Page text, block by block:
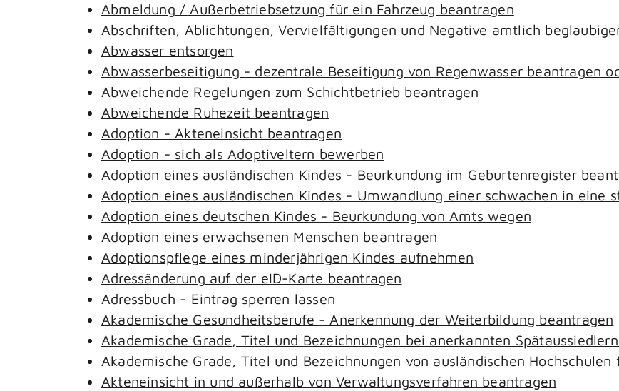
Abmeldung / Außerbetriebsetzung für ein Fahrzeug beantragen
Abschriften, Ablichtungen, Vervielfältigungen und Negative amtlich
Abwasser entsorgen
Abwasserbeseitigung - dezentrale Beseitigung von Regenwasser beantragen
Abweichende Regelungen zum Schichtbetrieb beantragen
Abweichende Ruhezeit beantragen
Adoption - Akteneinsicht beantragen
Adoption - sich als Adoptiveltern bewerben
Adoption eines ausländischen Kindes - Beurkundung im Geburtenregister
Adoption eines ausländischen Kindes - Umwandlung einer schwachen in eine
Adoption eines deutschen Kindes - Beurkundung von Amts wegen
Adoption eines erwachsenen Menschen beantragen
Adoptionspflege eines minderjährigen Kindes aufnehmen
Adressänderung auf der eID-Karte beantragen
Adressbuch - Eintrag sperren lassen
Akademische Gesundheitsberufe - Anerkennung der Weiterbildung beantragen
Akademische Grade, Titel und Bezeichnungen bei anerkannten
Akademische Grade, Titel und Bezeichnungen von ausländischen Hochschulen
Akteneinsicht in und außerhalb von Verwaltungsverfahren beantragen